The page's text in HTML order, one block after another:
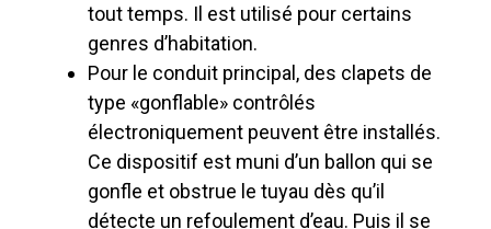
tout temps. Il est utilisé pour certains
genres d’habitation.
Pour le conduit principal, des clapets de
type «gonflable» contrôlés
électroniquement peuvent être installés.
Ce dispositif est muni d’un ballon qui se
gonfle et obstrue le tuyau dès qu’il
détecte un refoulement d’eau. Puis il se